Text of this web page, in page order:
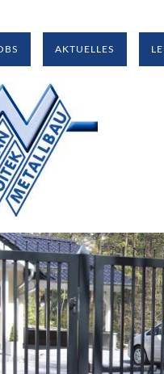
AKTUELLES